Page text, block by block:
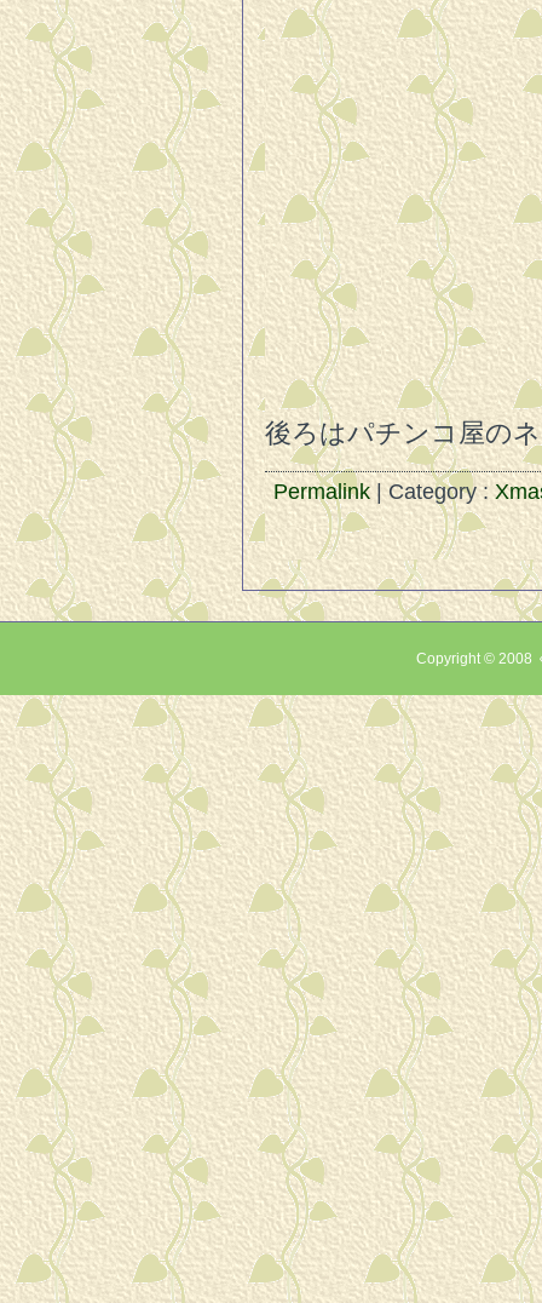
後ろはパチンコ屋の
Permalink| Category :
Copyright © 2008